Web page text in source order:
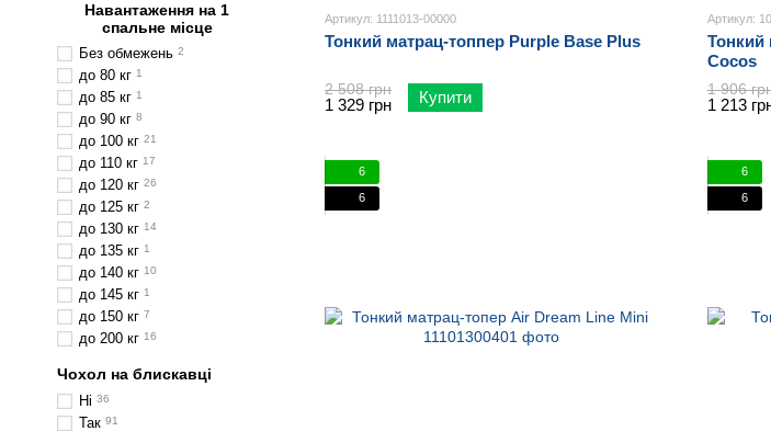
Артикул: 1111013-00000
Тонкий матрац-топпер Purple Base Plus
2 508 грн
1 329 грн Купити
Артикул:
Тонкий
Cocos
1 906
1 213
6
6
6
6
Навантаження на 1
спальне місце
Без обмежень 2
до 80 кг 1
до 85 кг 1
до 90 кг 8
до 100 кг 21
до 110 кг 17
до 120 кг 26
до 125 кг 2
до 130 кг 14
до 135 кг 1
до 140 кг 10
до 145 кг 1
до 150 кг 7
до 200 кг 16
Чохол на блискавці
Ні 36
Так 91